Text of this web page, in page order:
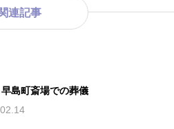
連記事
島町斎場での葬儀